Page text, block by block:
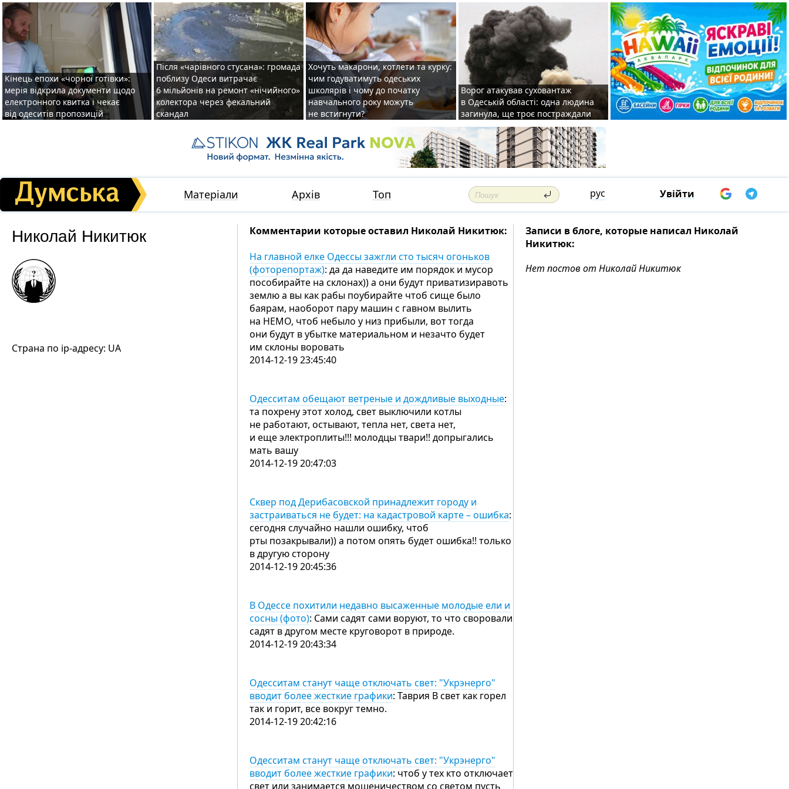
Кінець епохи «чорної готівки»:
мерія відкрила документи щодо
електронного квитка і чекає
від одеситів пропозицій
Після «чарівного стусана»: громада
поблизу Одеси витрачає
6 мільйонів на ремонт «нічийного»
колектора через фекальний
скандал
Хочуть макарони, котлети та курку:
чим годуватимуть одеських
школярів і чому до початку
навчального року можуть
не встигнути?
Ворог атакував суховантаж
в Одеській області: одна людина
загинула, ще троє постраждали
Матеріали Архів Топ рус Увійти
Николай Никитюк
Страна по ip-адресу: UA
Комментарии которые оставил Николай Никитюк:
На главной елке Одессы зажгли сто тысяч огоньков
(фоторепортаж): да да наведите им порядок и мусор
пособирайте на склонах)) а они будут приватизиравоть
землю а вы как рабы поубирайте чтоб сище было
баярам, наоборот пару машин с гавном вылить
на НЕМО, чтоб небыло у низ прибыли, вот тогда
они будут в убытке материальном и незачто будет
им склоны воровать
2014-12-19 23:45:40
Одесситам обещают ветреные и дождливые выходные:
та похрену этот холод, свет выключили котлы
не работают, остывают, тепла нет, света нет,
и еще электроплиты!!! молодцы твари!! допрыгались
мать вашу
2014-12-19 20:47:03
Сквер под Дерибасовской принадлежит городу и
застраиваться не будет: на кадастровой карте – ошибка:
сегодня случайно нашли ошибку, чтоб
рты позакрывали)) а потом опять будет ошибка!! только
в другую сторону
2014-12-19 20:45:36
В Одессе похитили недавно высаженные молодые ели и
сосны (фото): Сами садят сами воруют, то что своровали
садят в другом месте круговорот в природе.
2014-12-19 20:43:34
Одесситам станут чаще отключать свет: "Укрэнерго"
вводит более жесткие графики: Таврия В свет как горел
так и горит, все вокруг темно.
2014-12-19 20:42:16
Одесситам станут чаще отключать свет: "Укрэнерго"
вводит более жесткие графики: чтоб у тех кто отключает
свет или занимается мошеничеством со светом пусть
Записи в блоге, которые написал Николай
Никитюк:
Нет постов от Николай Никитюк